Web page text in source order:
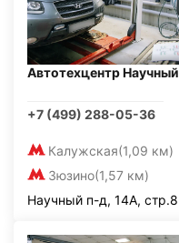
Автотехцентр Научный
+7 (499) 288-05-36
Калужская(1,09 км)
Зюзино(1,57 км)
Научный п-д, 14А, стр.8